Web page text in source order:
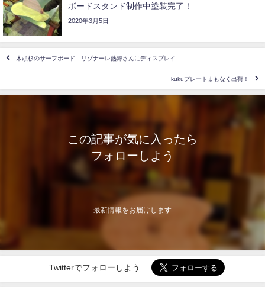
ボードスタンド制作中塗装完了！
2020年3月5日
木頭杉のサーフボード リゾナーレ熱海さんにディスプレイ
kukuプレートまもなく出荷！
この記事が気に入ったら
フォローしよう
最新情報をお届けします
Twitterでフォローしよう